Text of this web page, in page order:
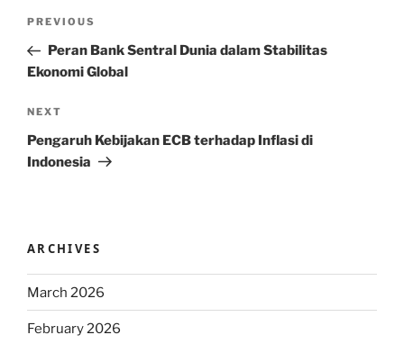
Previous
Post
PREVIOUS
Peran Bank Sentral Dunia dalam Stabilitas
Ekonomi Global
Next
Post
NEXT
Pengaruh Kebijakan ECB terhadap Inflasi di
Indonesia
ARCHIVES
March 2026
February 2026